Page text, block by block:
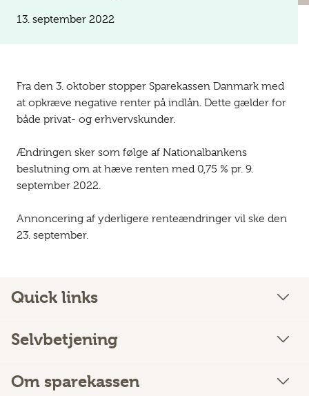
13. september 2022
Fra den 3. oktober stopper Sparekassen Danmark med
at opkræve negative renter på indlån. Dette gælder for
både privat- og erhvervskunder.
Ændringen sker som følge af Nationalbankens
beslutning om at hæve renten med 0,75 % pr. 9.
september 2022.
Annoncering af yderligere renteændringer vil ske den
23. september.
Quick links
Selvbetjening
Om sparekassen